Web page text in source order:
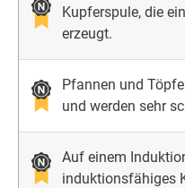
Kupferspule, die
erzeugt.
Pfannen und
und werden sehr
Auf einem
induktionsfähiges